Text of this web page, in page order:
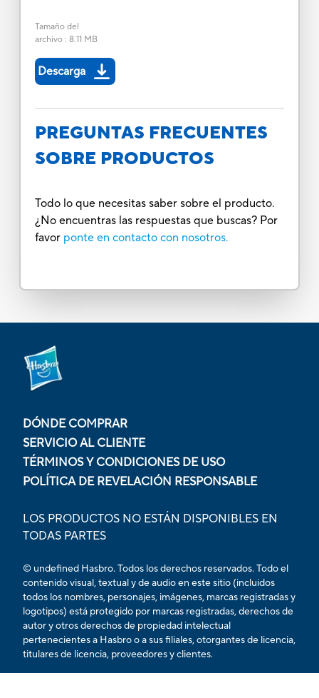
Tamaño del
archivo: 8.11 MB
Descarga
PREGUNTAS FRECUENTES
SOBRE PRODUCTOS
Todo lo que necesitas saber sobre el producto.
¿No encuentras las respuestas que buscas? Por
favor ponte en contacto con nosotros.
DÓNDE COMPRAR
SERVICIO AL CLIENTE
TÉRMINOS Y CONDICIONES DE USO
POLÍTICA DE REVELACIÓN RESPONSABLE
LOS PRODUCTOS NO ESTÁN DISPONIBLES EN
TODAS PARTES
© undefined Hasbro. Todos los derechos reservados. Todo el
contenido visual, textual y de audio en este sitio (incluidos
todos los nombres, personajes, imágenes, marcas registradas y
logotipos) está protegido por marcas registradas, derechos de
autor y otros derechos de propiedad intelectual
pertenecientes a Hasbro o a sus filiales, otorgantes de licencia,
titulares de licencia, proveedores y clientes.